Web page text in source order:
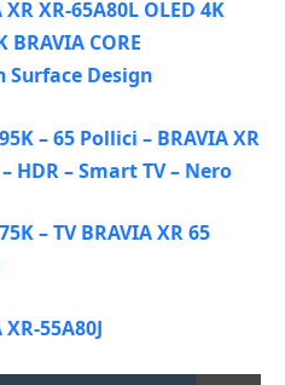
XR-65A80L OLED 4K
BRAVIA CORE
Surface Design
– 65 Pollici – BRAVIA XR
HDR – Smart TV – Nero
– TV BRAVIA XR 65
55A80J